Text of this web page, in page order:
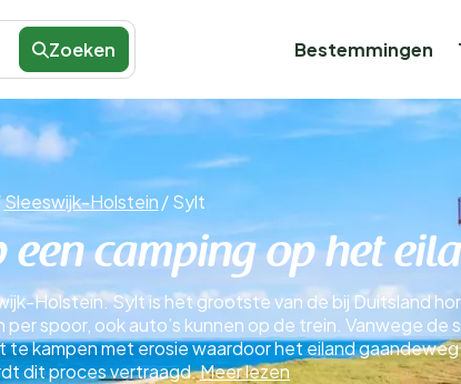
Zoeken Bestemmingen
Sleeswijk-Holstein/Sylt
camping op het
Holstein. Sylt is het grootste van de bij Duitsland
spoor, ook auto’s kunnen op de trein. Vanwege de
kampen met erosie waardoor het eiland
dit proces vertraagd.Meer lezen